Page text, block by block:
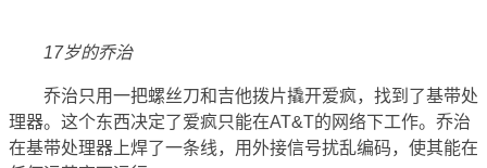
17岁的乔治
乔治只用一把螺丝刀和吉他拨片撬开爱疯，找到了基带处
理器。这个东西决定了爱疯只能在AT&T的网络下工作。乔治
在基带处理器上焊了一条线，用外接信号扰乱编码，使其能在